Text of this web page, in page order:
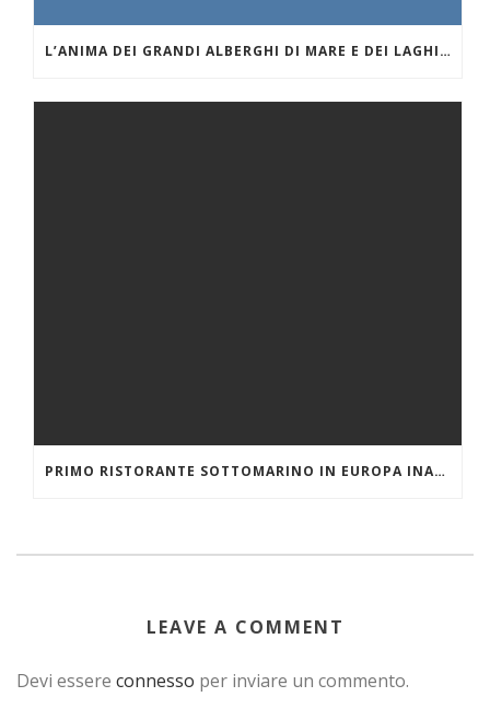
L’ANIMA DEI GRANDI ALBERGHI DI MARE E DEI LAGHI. IL GRAND HOTEL MIRAMARE DI SANTA MARGHERITA LIGURE
PRIMO RISTORANTE SOTTOMARINO IN EUROPA INAUGURATO IN NORVEGIA
LEAVE A COMMENT
Devi essere connesso per inviare un commento.